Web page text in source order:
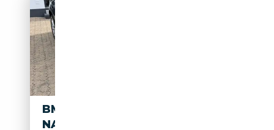
BMW X3 XDRIVE 20 D A-2 HA-
NAV-LEDER-XEN-PDC-KD